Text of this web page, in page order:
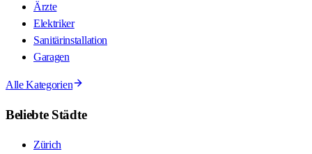
Ärzte
Elektriker
Sanitärinstallation
Garagen
Alle Kategorien
Beliebte Städte
Zürich